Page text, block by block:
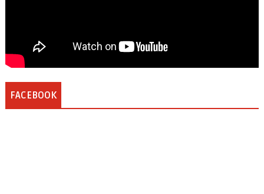
FACEBOOK